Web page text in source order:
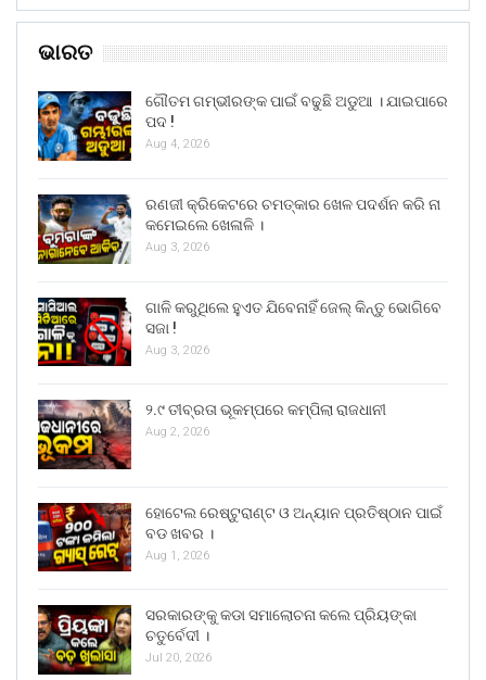
ଭାରତ
ଗୌତମ ଗମ୍ଭୀରଙ୍କ ପାଇଁ ବଢୁଛି ଅଡୁଆ । ଯାଇପାରେ
ପଦ !
Aug 4, 2026
ରଣଜୀ କ୍ରିକେଟରେ ଚମତ୍କାର ଖେଳ ପଦର୍ଶନ କରି ନା
କମେଇଲେ ଖେଳାଳି ।
Aug 3, 2026
ଗାଳି କରୁଥିଲେ ହୁଏତ ଯିବେନାହିଁ ଜେଲ୍ କିନ୍ତୁ ଭୋଗିବେ
ସଜା !
Aug 3, 2026
୨.୯ ତୀବ୍ରତା ଭୂକମ୍ପରେ କମ୍ପିଲା ରାଜଧାନୀ
Aug 2, 2026
ହୋଟେଲ ରେଷ୍ଟୁରାଣ୍ଟ ଓ ଅନ୍ୟାନ ପ୍ରତିଷ୍ଠାନ ପାଇଁ
ବଡ ଖବର ।
Aug 1, 2026
ସରକାରଙ୍କୁ କଡା ସମାଲୋଚନା କଲେ ପ୍ରିୟଙ୍କା
ଚତୁର୍ବେଦୀ ।
Jul 20, 2026